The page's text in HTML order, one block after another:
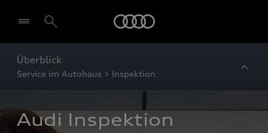
Überblick
Service im Autohaus > Inspektion
Audi Inspektion